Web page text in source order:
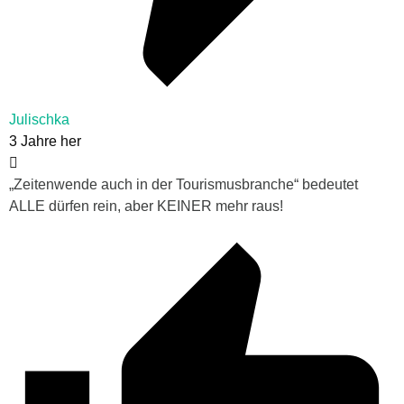
Julischka
3 Jahre her
„Zeitenwende auch in der Tourismusbranche“ bedeutet
ALLE dürfen rein, aber KEINER mehr raus!